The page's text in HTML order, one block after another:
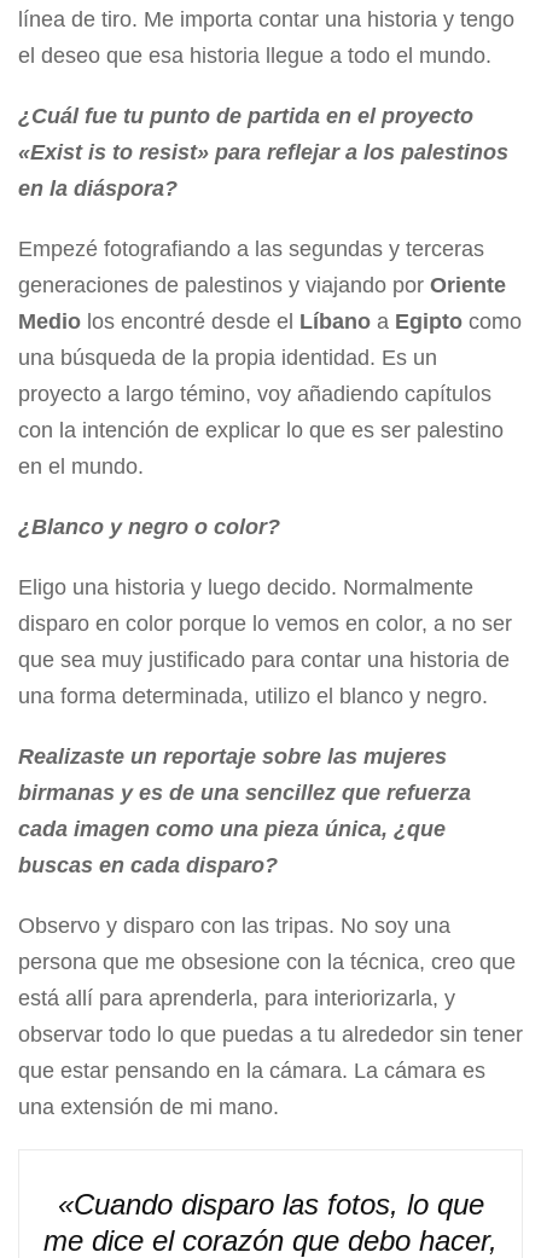
línea de tiro. Me importa contar una historia y tengo
el deseo que esa historia llegue a todo el mundo.
¿Cuál fue tu punto de partida en el proyecto
«Exist is to resist» para reflejar a los palestinos
en la diáspora?
Empezé fotografiando a las segundas y terceras
generaciones de palestinos y viajando por Oriente
Medio los encontré desde el Líbano a Egipto como
una búsqueda de la propia identidad. Es un
proyecto a largo témino, voy añadiendo capítulos
con la intención de explicar lo que es ser palestino
en el mundo.
¿Blanco y negro o color?
Eligo una historia y luego decido. Normalmente
disparo en color porque lo vemos en color, a no ser
que sea muy justificado para contar una historia de
una forma determinada, utilizo el blanco y negro.
Realizaste un reportaje sobre las mujeres
birmanas y es de una sencillez que refuerza
cada imagen como una pieza única, ¿que
buscas en cada disparo?
Observo y disparo con las tripas. No soy una
persona que me obsesione con la técnica, creo que
está allí para aprenderla, para interiorizarla, y
observar todo lo que puedas a tu alrededor sin tener
que estar pensando en la cámara. La cámara es
una extensión de mi mano.
«Cuando disparo las fotos, lo que
me dice el corazón que debo hacer,